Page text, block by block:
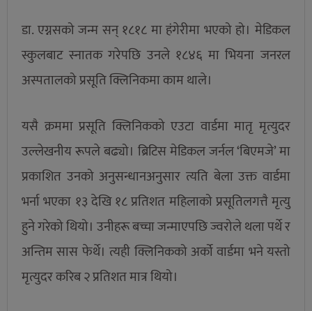
डा. एग्नसको जन्म सन् १८१८ मा हंगेरीमा भएको हो। मेडिकल
स्कुलबाट स्नातक गरेपछि उनले १८४६ मा भियना जनरल
अस्पतालको प्रसूति क्लिनिकमा काम थाले।
यसै क्रममा प्रसूति क्लिनिकको एउटा वार्डमा मातृ मृत्युदर
उल्लेखनीय रूपले बढ्यो। ब्रिटिस मेडिकल जर्नल ‘बिएमजे’ मा
प्रकाशित उनको अनुसन्धानअनुसार त्यति बेला उक्त वार्डमा
भर्ना भएका १३ देखि १८ प्रतिशत महिलाको प्रसूतिलगत्तै मृत्यु
हुने गरेको थियो। उनीहरू बच्चा जन्माएपछि ज्वरोले थला पर्थे र
अन्तिम सास फेर्थे। त्यही क्लिनिकको अर्को वार्डमा भने यस्तो
मृत्युदर करिब २ प्रतिशत मात्र थियो।